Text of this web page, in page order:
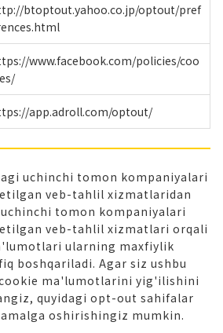
btoptout.yahoo.co.jp/optout/pref
www.facebook.com/policies/coo
app.adroll.com/optout/
uchinchi tomon kompaniyalari
veb-tahlil xizmatlaridan
tomon kompaniyalari
veb-tahlil xizmatlari orqali
ularning maxfiylik
boshqariladi. Agar siz ushbu
ma'lumotlarini yig'ilishini
quyidagi opt-out sahifalar
oshirishingiz mumkin.